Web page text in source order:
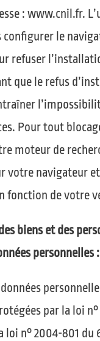
: www.cnil.fr.
le
refuser
que le refus
Pour tout
moteur de
votre navigateur
fonction de votre
biens et des
personnelles :
par la loi n°
loi n° 2004-801 du